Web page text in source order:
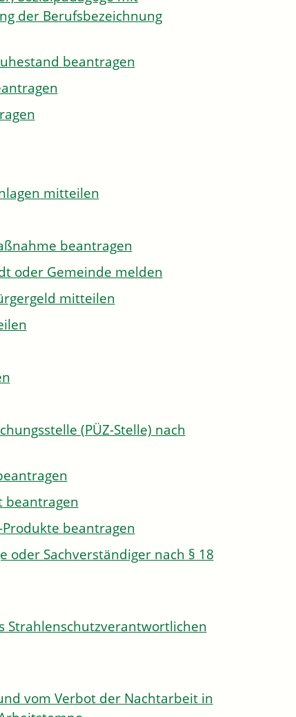
der Berufsbezeichnung
beantragen
mitteilen
beantragen
oder Gemeinde melden
mitteilen
(PÜZ-Stelle) nach
beantragen
beantragen
oder Sachverständiger nach § 18
Strahlenschutzverantwortlichen
vom Verbot der Nachtarbeit in